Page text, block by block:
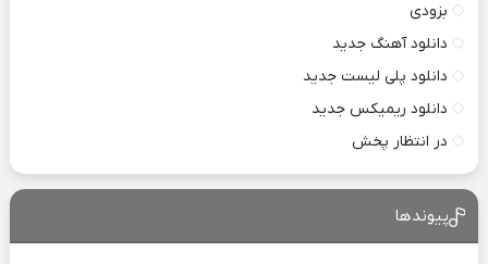
بزودی
دانلود آهنگ جدید
دانلود پلی لیست جدید
دانلود ریمیکس جدید
در انتظار پخش
پیوندها